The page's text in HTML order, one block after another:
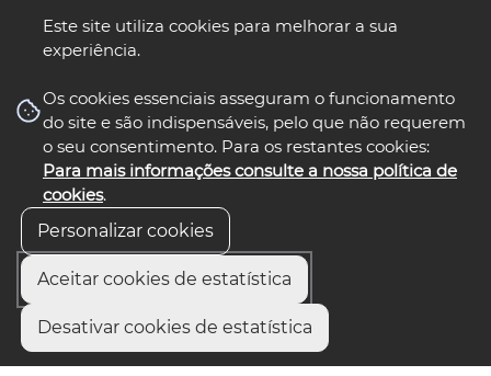
Este site utiliza cookies para melhorar a sua
experiência.
Os cookies essenciais asseguram o funcionamento
do site e são indispensáveis, pelo que não requerem
o seu consentimento. Para os restantes cookies:
Para mais informações consulte a nossa política de
cookies.
Personalizar cookies
Aceitar cookies de estatística
Desativar cookies de estatística
nos select language
Início
FINAL DO CONCURSO MINI CHEF GERTAL